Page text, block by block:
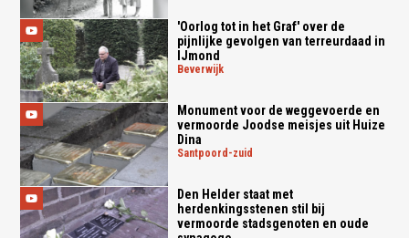
'Oorlog tot in het Graf' over de
pijnlijke gevolgen van terreurdaad in
IJmond
beverwijk
Monument voor de weggevoerde en
vermoorde Joodse meisjes uit Huize
Dina
santpoord-zuid
Den Helder staat met
herdenkingsstenen stil bij
vermoorde stadsgenoten en oude